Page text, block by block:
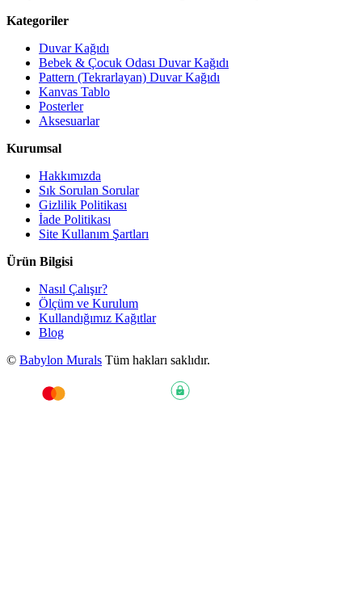
Kategoriler
Duvar Kağıdı
Bebek & Çocuk Odası Duvar Kağıdı
Pattern (Tekrarlayan) Duvar Kağıdı
Kanvas Tablo
Posterler
Aksesuarlar
Kurumsal
Hakkımızda
Sık Sorulan Sorular
Gizlilik Politikası
İade Politikası
Site Kullanım Şartları
Ürün Bilgisi
Nasıl Çalışır?
Ölçüm ve Kurulum
Kullandığımız Kağıtlar
Blog
© Babylon Murals Tüm hakları saklıdır.